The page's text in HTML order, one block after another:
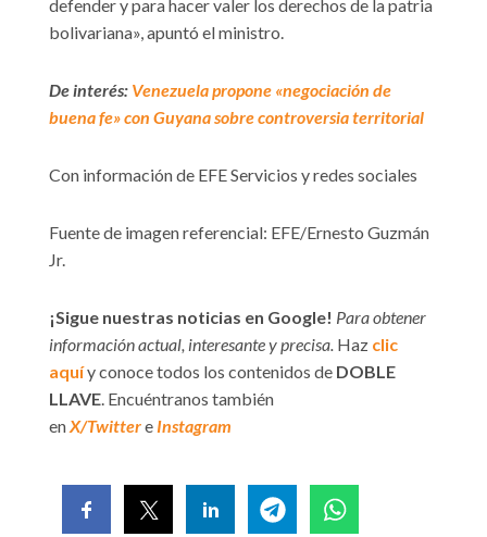
defender y para hacer valer los derechos de la patria
bolivariana», apuntó el ministro.
De interés: Venezuela propone «negociación de
buena fe» con Guyana sobre controversia territorial
Con información de EFE Servicios y redes sociales
Fuente de imagen referencial: EFE/Ernesto Guzmán
Jr.
¡Sigue nuestras noticias en Google! Para obtener
información actual, interesante y precisa. Haz clic
aquíy conoce todos los contenidos de DOBLE
LLAVE. Encuéntranos también
enX/Twittere Instagram